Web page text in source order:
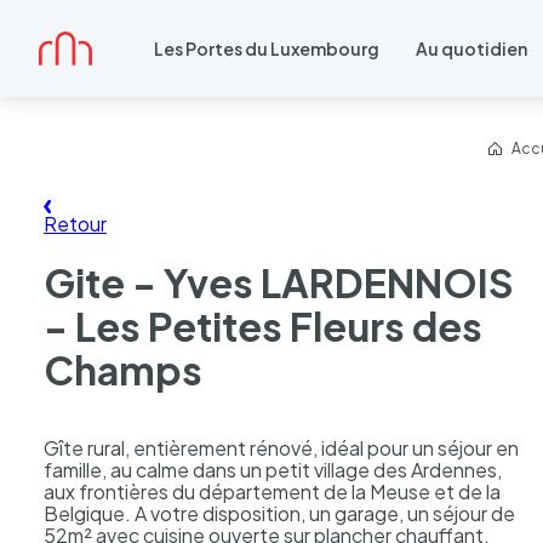
Accueil Les Portes du Luxembourg Au quotidien
Retour
Gite - Yves LARDENNOIS
- Les Petites Fleurs des
Champs
Gîte rural, entièrement rénové, idéal pour un séjour en
famille, au calme dans un petit village des Ardennes,
aux frontières du département de la Meuse et de la
Belgique. A votre disposition, un garage, un séjour de
52m² avec cuisine ouverte sur plancher chauffant,